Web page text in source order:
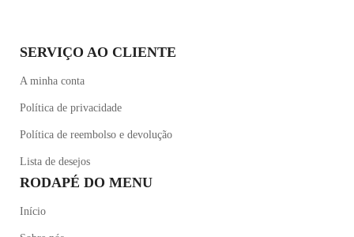
SERVIÇO AO CLIENTE
A minha conta
Política de privacidade
Política de reembolso e devolução
Lista de desejos
RODAPÉ DO MENU
Início